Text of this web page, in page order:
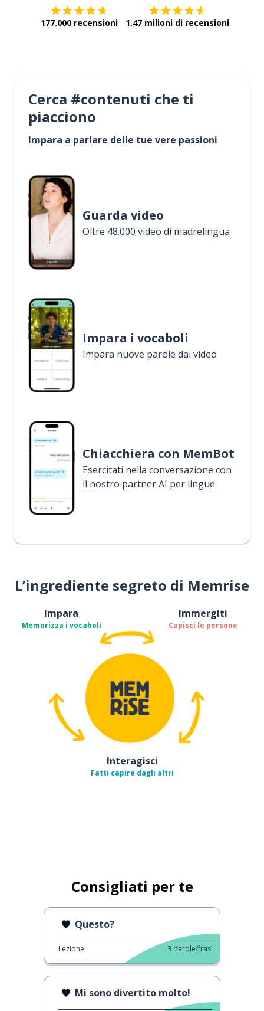
177.000 recensioni 1.47 milioni di recensioni
Cerca #contenuti che ti
piacciono
Impara a parlare delle tue vere passioni
Guarda video
Oltre 48.000 video di madrelingua
Impara i vocaboli
Impara nuove parole dai video
Chiacchiera con MemBot
Esercitati nella conversazione con
il nostro partner AI per lingue
L’ingrediente segreto di Memrise
Impara
Memorizza i vocaboli
Immergiti
Capisci le persone
Interagisci
Fatti capire dagli altri
Consigliati per te
Questo?
Lezione 3 parole/frasi
Mi sono divertito molto!